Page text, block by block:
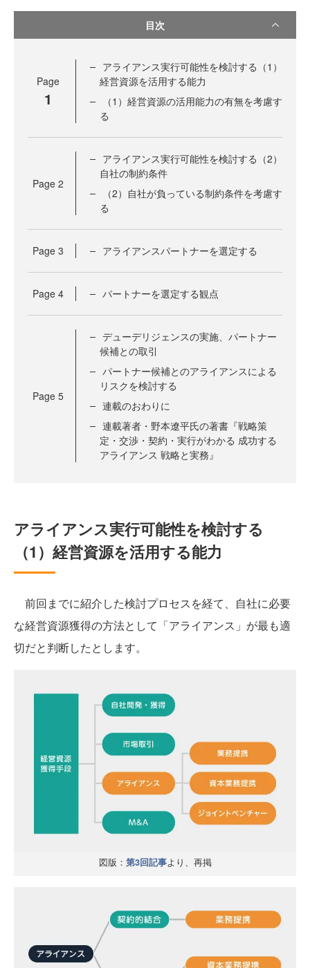
目次
Page
1
アライアンス実行可能性を検討する（1）
経営資源を活用する能力
（1）経営資源の活用能力の有無を考慮す
る
Page 2
アライアンス実行可能性を検討する（2）
自社の制約条件
（2）自社が負っている制約条件を考慮す
る
Page 3 アライアンスパートナーを選定する
Page 4 パートナーを選定する観点
Page 5
デューデリジェンスの実施、パートナー
候補との取引
パートナー候補とのアライアンスによる
リスクを検討する
連載のおわりに
連載著者・野本遼平氏の著書『戦略策
定・交渉・契約・実行がわかる 成功する
アライアンス 戦略と実務』
アライアンス実行可能性を検討する
（1）経営資源を活用する能力
前回までに紹介した検討プロセスを経て、自社に必要
な経営資源獲得の方法として「アライアンス」が最も適
切だと判断したとします。
図版： 第3回記事より、再掲